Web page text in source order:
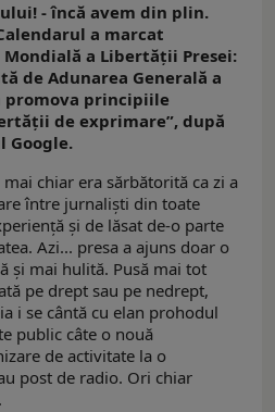
- încă avem din plin.
a marcat
a Libertății Presei:
de Adunarea Generală a
promova principiile
de exprimare”, după
Google.
chiar era sărbătorită ca zi a
între jurnaliști din toate
și de lăsat de-o parte
Azi... presa a ajuns doar o
și mai hulită. Pusă mai tot
pe drept sau pe nedrept,
i se cântă cu elan prohodul
public câte o nouă
de activitate la o
post de radio. Ori chiar